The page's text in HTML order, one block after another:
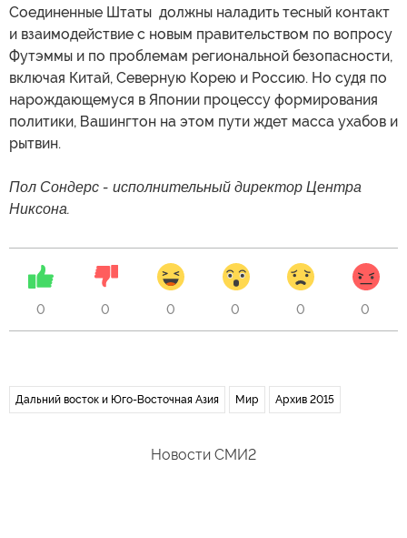
Соединенные Штаты должны наладить тесный контакт
и взаимодействие с новым правительством по вопросу
Футэммы и по проблемам региональной безопасности,
включая Китай, Северную Корею и Россию. Но судя по
нарождающемуся в Японии процессу формирования
политики, Вашингтон на этом пути ждет масса ухабов и
рытвин.
Пол Сондерс - исполнительный директор Центра
Никсона.
0 0 0 0 0 0
Дальний восток и Юго-Восточная Азия Мир Архив 2015
Новости СМИ2